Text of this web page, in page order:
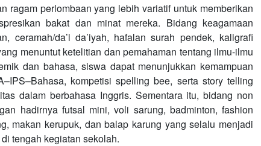
ragam perlombaan yang lebih variatif untuk memberikan
bakat dan minat mereka. Bidang keagamaan
ceramah/da’i da’iyah, hafalan surah pendek, kaligrafi
menuntut ketelitian dan pemahaman tentang ilmu-ilmu
dan bahasa, siswa dapat menunjukkan kemampuan
kompetisi spelling bee, serta story telling
dalam berbahasa Inggris. Sementara itu, bidang non
hadirnya futsal mini, voli sarung, badminton, fashion
makan kerupuk, dan balap karung yang selalu menjadi
tengah kegiatan sekolah.